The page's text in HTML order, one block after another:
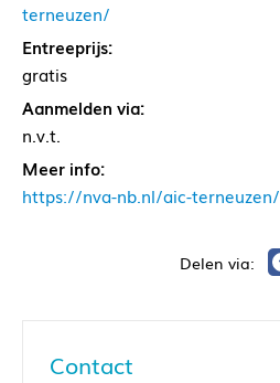
terneuzen/
Entreeprijs:
gratis
Aanmelden via:
n.v.t.
Meer info:
https://nva-nb.nl/aic-terneuzen/
Contact